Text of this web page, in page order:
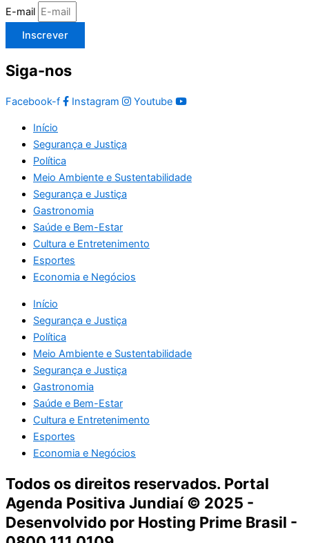
E-mail
Inscrever
Siga-nos
Facebook-f Instagram Youtube
Início
Segurança e Justiça
Política
Meio Ambiente e Sustentabilidade
Segurança e Justiça
Gastronomia
Saúde e Bem-Estar
Cultura e Entretenimento
Esportes
Economia e Negócios
Início
Segurança e Justiça
Política
Meio Ambiente e Sustentabilidade
Segurança e Justiça
Gastronomia
Saúde e Bem-Estar
Cultura e Entretenimento
Esportes
Economia e Negócios
Todos os direitos reservados. Portal
Agenda Positiva Jundiaí © 2025 -
Desenvolvido por Hosting Prime Brasil -